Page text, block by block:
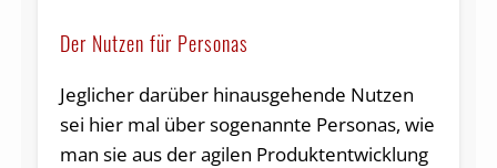
Der Nutzen für Personas
Jeglicher darüber hinausgehende Nutzen
sei hier mal über sogenannte Personas, wie
man sie aus der agilen Produktentwicklung